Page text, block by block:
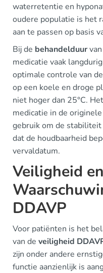
waterretentie en
oudere populatie is het
aan te passen op basis
Bij de behandelduur
medicatie vaak
optimale controle van
op een koele en droge
niet hoger dan 25°C.
medicatie in de
gebruik om de
dat de houdbaarheid
vervaldatum.
Veiligheid en
DDAVP
Voor patiënten is het
van de veiligheid
zijn onder andere
functie aanzienlijk is